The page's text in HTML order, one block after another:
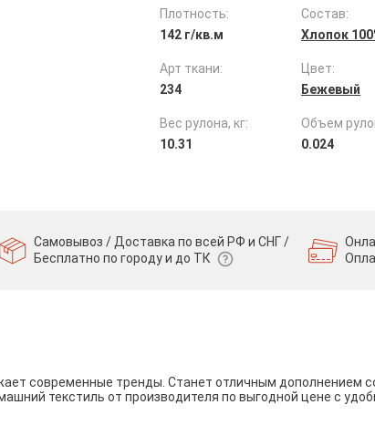
Плотность:
142 г/кв.м
Состав:
Хлопок
Арт ткани:
234
Цвет:
Бежевый
Вес рулона, кг:
10.31
Объем
0.024
Самовывоз / Доставка по всей РФ и СНГ /
Бесплатно по городу и до ТК
современные тренды. Станет отличным дополнением
текстиль от производителя по выгодной цене с